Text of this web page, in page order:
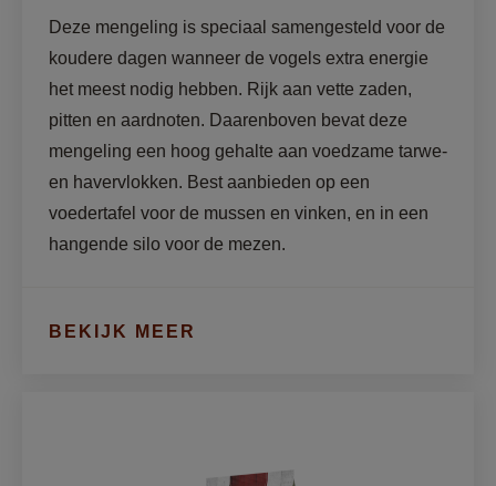
Deze mengeling is speciaal samengesteld voor de
koudere dagen wanneer de vogels extra energie
het meest nodig hebben. Rijk aan vette zaden,
pitten en aardnoten. Daarenboven bevat deze
mengeling een hoog gehalte aan voedzame tarwe-
en havervlokken. Best aanbieden op een
voedertafel voor de mussen en vinken, en in een
hangende silo voor de mezen.
BEKIJK MEER